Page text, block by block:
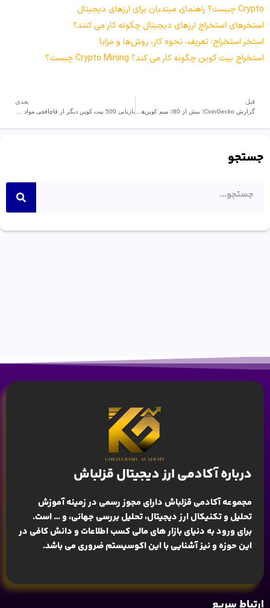
Crypto چیست؟ راهنمای مبتدیان برای ارزهای دیجیتال
استخرهای استخراج ارزهای دیجیتال چگونه کار می کنند؟
استخر استخراج: تعریف، نحوه کار، روش‌ها و مزایا
استخراج بیت کوین چگونه کار می کند؟ Crypto Mining چیست؟
قبل بعدی
جستجو
درباره آکادمی ارز دیجیتال قزلباش
مجموعه آکادمی قزلباش دارای مجوز رسمی در زمینهآموزش
تحلیل و تکنیکال ارز دیجیتال، تحلیل بررسی جهانی، و … است.
برای ورود به دنیای بازار های مالی کسب اطلاعات و دانش کافی در
این حوزه و نیز آشنایی با این اکوسیستم ضروری می باشد.